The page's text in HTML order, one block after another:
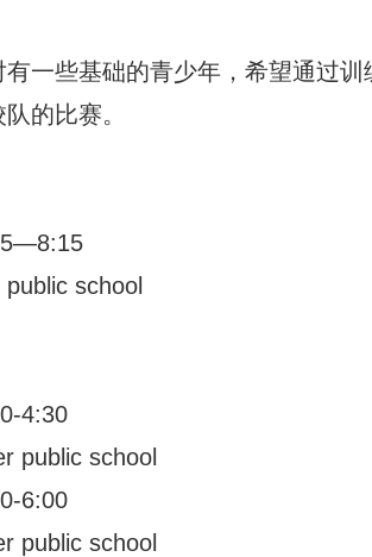
一些基础的青少年，希望通过
的比赛。
school
4:30
public school
6:00
public school